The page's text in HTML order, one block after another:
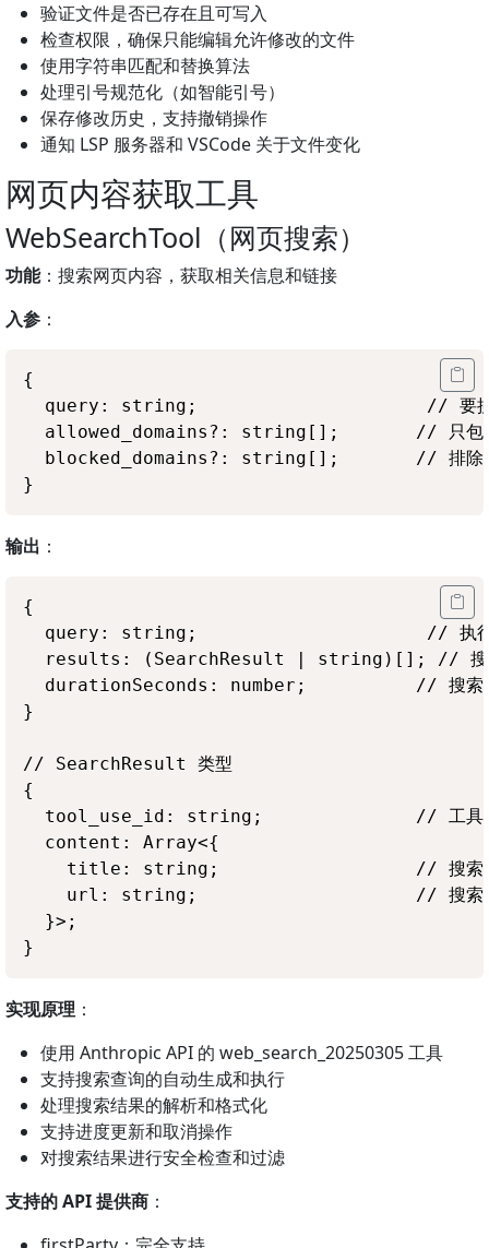
验证文件是否已存在且可写入
检查权限，确保只能编辑允许修改的文件
使用字符串匹配和替换算法
处理引号规范化（如智能引号）
保存修改历史，支持撤销操作
通知 LSP 服务器和 VSCode 关于文件变化
网页内容获取工具
WebSearchTool（网页搜索）
功能：搜索网页内容，获取相关信息和链接
入参 ：
{
query: string;                     // 要搜
allowed_domains?: string[];       // 只包含
blocked_domains?: string[];       // 排除这
输出 ：
{
query: string;                     // 执行
results: (SearchResult | string)[]; // 搜索
durationSeconds: number;          // 搜索
}
// SearchResult 类型
{
tool_use_id: string;              // 工具
  content: Array<{
title: string;                  // 搜索
url: string;                    // 搜索
  }>;
实现原理：
使用 Anthropic API 的 web_search_20250305 工具
支持搜索查询的自动生成和执行
处理搜索结果的解析和格式化
支持进度更新和取消操作
对搜索结果进行安全检查和过滤
支持的 API 提供商 ：